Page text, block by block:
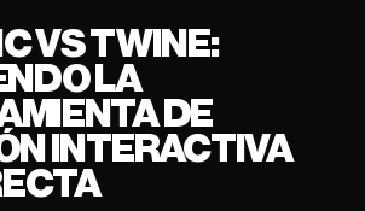
VS TWINE:
LA
DE
INTERACTIVA